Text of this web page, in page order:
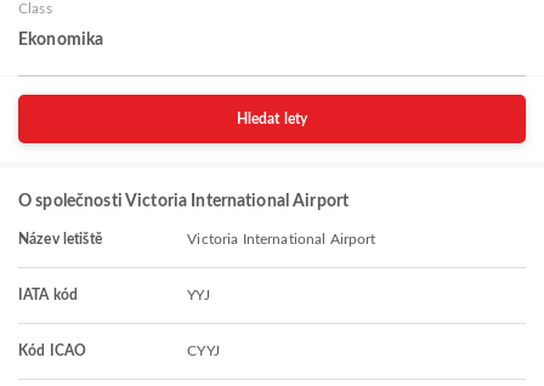
Class
Ekonomika
Hledat lety
O společnosti Victoria International Airport
Název letiště Victoria International Airport
IATA kód YYJ
Kód ICAO CYYJ